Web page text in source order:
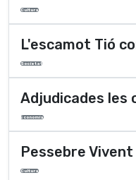
Cultura
L'escamot Tió
Societat
Adjudicades les
Economia
Pessebre
Cultura